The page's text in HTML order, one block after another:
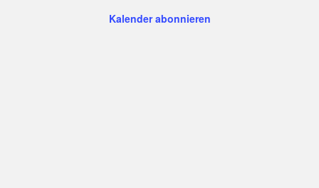
Kalender abonnieren